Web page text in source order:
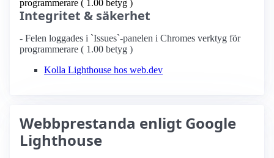
programmerare ( 1.00 betyg )
Integritet & säkerhet
- Felen loggades i `Issues`-panelen i Chromes verktyg för
programmerare ( 1.00 betyg )
Kolla Lighthouse hos web.dev
Webbprestanda enligt Google
Lighthouse